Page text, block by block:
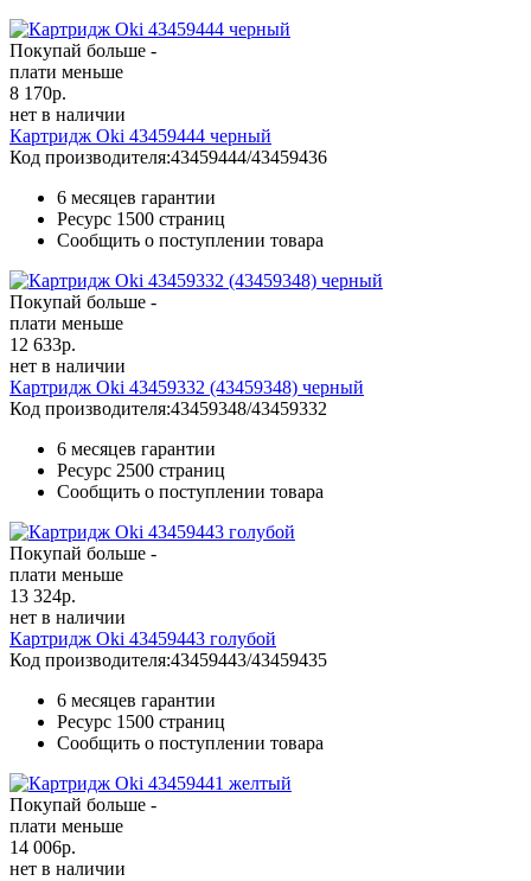
Покупай больше -
плати меньше
8 170р.
нет в наличии
Картридж Oki 43459444 черный
Код производителя:43459444/43459436
6 месяцев гарантии
Ресурс 1500 страниц
Сообщить о поступлении товара
Покупай больше -
плати меньше
12 633р.
нет в наличии
Картридж Oki 43459332 (43459348) черный
Код производителя:43459348/43459332
6 месяцев гарантии
Ресурс 2500 страниц
Сообщить о поступлении товара
Покупай больше -
плати меньше
13 324р.
нет в наличии
Картридж Oki 43459443 голубой
Код производителя:43459443/43459435
6 месяцев гарантии
Ресурс 1500 страниц
Сообщить о поступлении товара
Покупай больше -
плати меньше
14 006р.
нет в наличии